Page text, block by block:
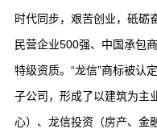
时代同步，艰苦创业，砥砺
民营企业500强、中国承包
特级资质。“龙信”商标被认
子公司，形成了以建筑为主
心）、龙信投资（房产、金